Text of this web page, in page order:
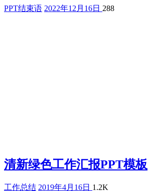
PPT结束语 2022年12月16日 288
清新绿色工作汇报PPT模板
工作总结 2019年4月16日 1.2K